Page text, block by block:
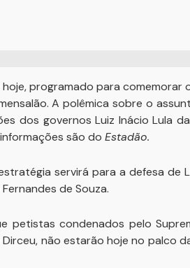
programado para comemorar
A polêmica sobre o
dos governos Luiz Inácio Lula da
são do Estadão.
servirá para a defesa de
de Souza.
petistas condenados pelo
não estarão hoje no palco